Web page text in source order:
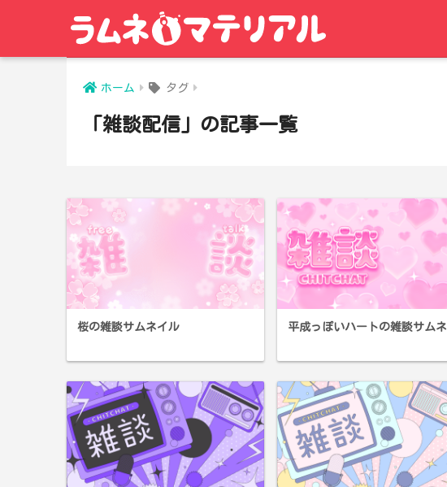
ホーム タグ
「雑談配信」の記事一覧
桜の雑談サムネイル 平成っぽいハートの雑談サムネ